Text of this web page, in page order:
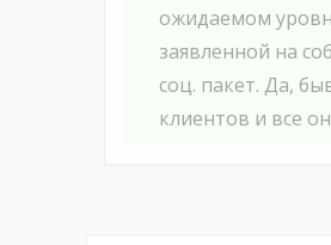
ожидаемом
заявленной на
соц. пакет. Да,
клиентов и все